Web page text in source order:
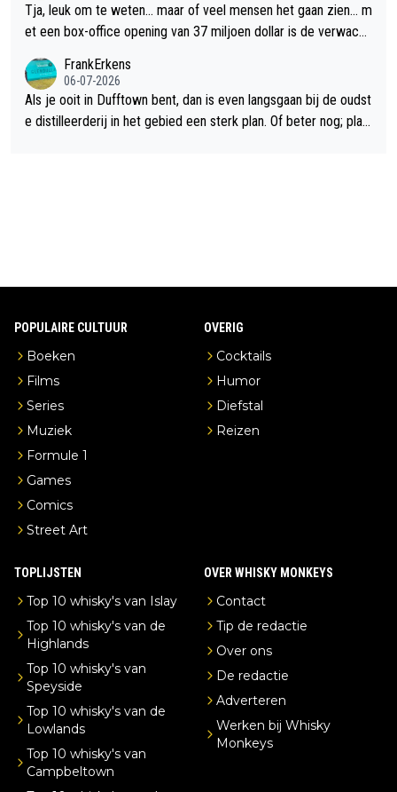
Tja, leuk om te weten... maar of veel mensen het gaan zien... m
et een box-office opening van 37 miljoen dollar is de verwacht
FrankErkens
06-07-2026
Als je ooit in Dufftown bent, dan is even langsgaan bij de oudst
e distilleerderij in het gebied een sterk plan. Of beter nog; plan
POPULAIRE CULTUUR
Boeken
Films
Series
Muziek
Formule 1
Games
Comics
Street Art
OVERIG
Cocktails
Humor
Diefstal
Reizen
TOPLIJSTEN
Top 10 whisky's van Islay
Top 10 whisky's van de
Highlands
Top 10 whisky's van
Speyside
Top 10 whisky's van de
Lowlands
Top 10 whisky's van
Campbeltown
OVER WHISKY MONKEYS
Contact
Tip de redactie
Over ons
De redactie
Adverteren
Werken bij Whisky
Monkeys